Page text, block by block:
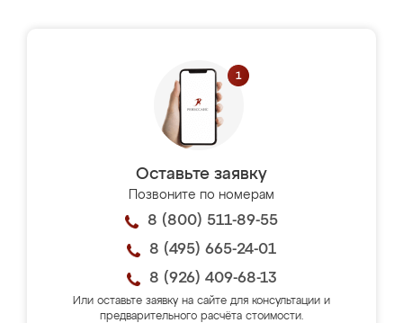
Оставьте заявку
Позвоните по номерам
8 (800) 511-89-55
8 (495) 665-24-01
8 (926) 409-68-13
Или оставьте заявку на сайте для консультации и
предварительного расчёта стоимости.